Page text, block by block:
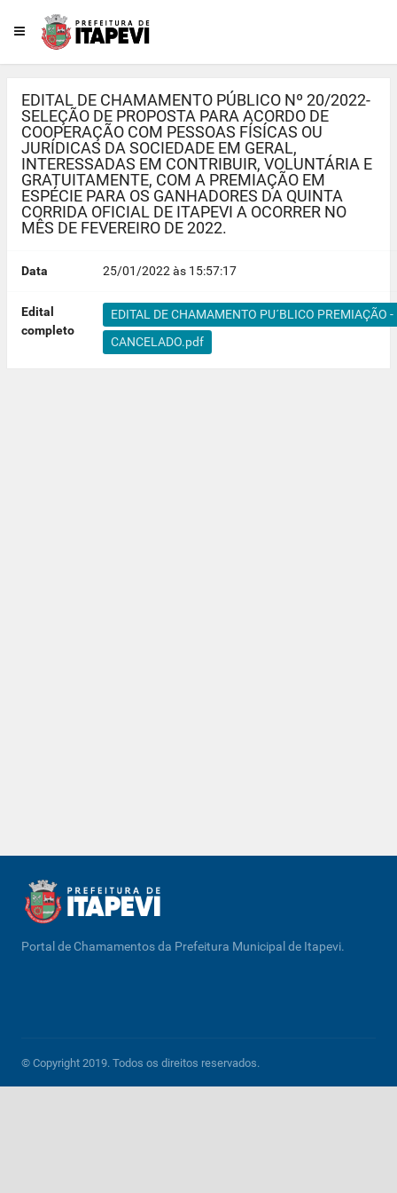
EDITAL DE CHAMAMENTO PÚBLICO Nº 20/2022-
SELEÇÃO DE PROPOSTA PARA ACORDO DE
COOPERAÇÃO COM PESSOAS FÍSÍCAS OU
JURÍDICAS DA SOCIEDADE EM GERAL,
INTERESSADAS EM CONTRIBUIR, VOLUNTÁRIA E
GRATUITAMENTE, COM A PREMIAÇÃO EM
ESPÉCIE PARA OS GANHADORES DA QUINTA
CORRIDA OFICIAL DE ITAPEVI A OCORRER NO
MÊS DE FEVEREIRO DE 2022.
Data 25/01/2022 às 15:57:17
Edital
completo
EDITAL DE CHAMAMENTO PU´BLICO PREMIAÇÃO
CANCELADO.pdf
Portal de Chamamentos da Prefeitura Municipal de Itapevi.
© Copyright 2019. Todos os direitos reservados.